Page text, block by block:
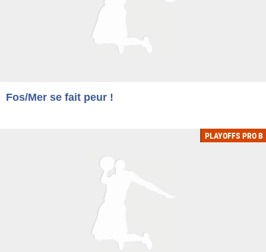
Fos/Mer se fait peur !
PLAYOFFS PRO B